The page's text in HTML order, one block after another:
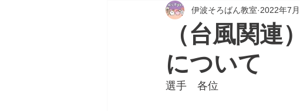
（台風関連
について
伊波そろばん教室 2022年7
選手　各位